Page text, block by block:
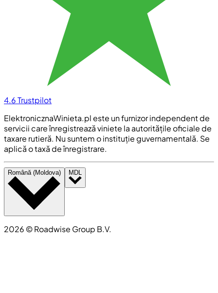
4.6Trustpilot
ElektronicznaWinieta.pl este un furnizor independent de
servicii care înregistrează viniete la autoritățile oficiale de
taxare rutieră. Nu suntem o instituție guvernamentală. Se
aplică o taxă de înregistrare.
Română (Moldova) MDL
2026 ©Roadwise Group B.V.